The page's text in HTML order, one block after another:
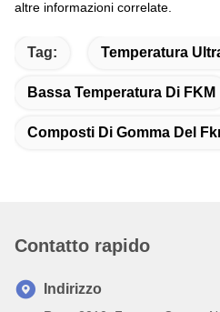
Room2010, Fortune Center,
Telefono